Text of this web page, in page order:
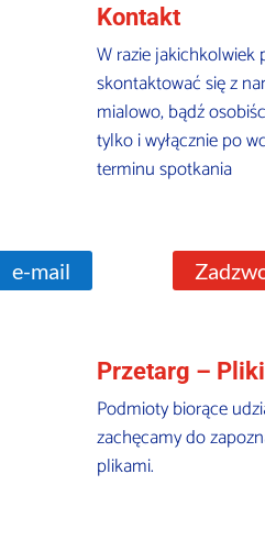
Kontakt
W razie jakichkolwiek
skontaktować się z
mialowo, bądź
tylko i wyłącznie po
terminu spotkania
e-mail
Przetarg – Pliki
Podmioty biorące
zachęcamy do
plikami.